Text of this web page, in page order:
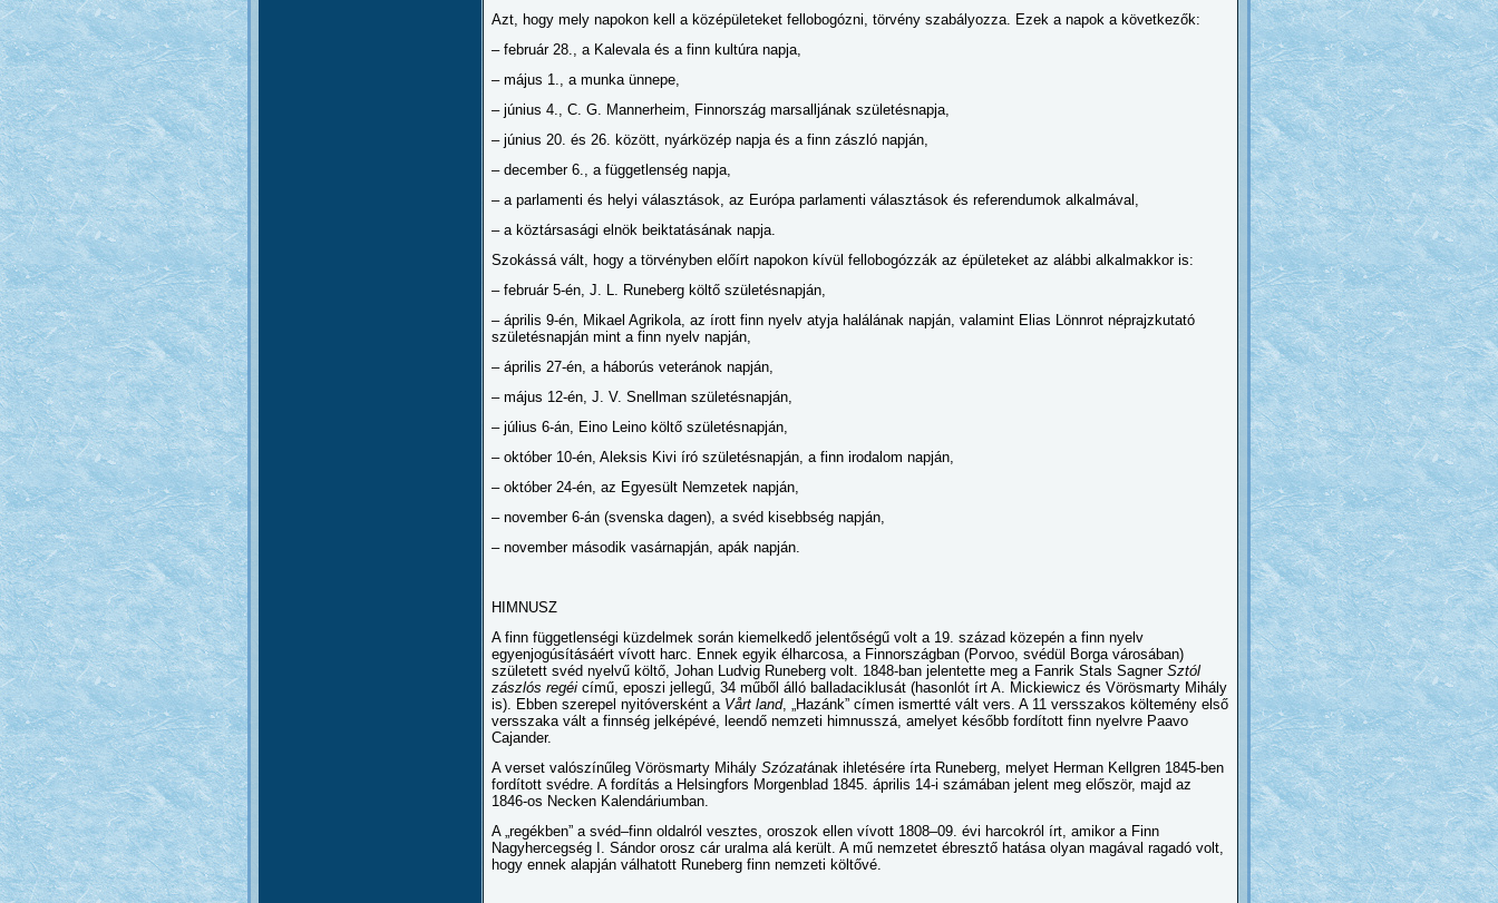
Azt, hogy mely napokon kell a középületeket fellobogózni, törvény szabályozza. Ezek a napok a következők:
– február 28., a Kalevala és a finn kultúra napja,
– május 1., a munka ünnepe,
– június 4., C. G. Mannerheim, Finnország marsalljának születésnapja,
– június 20. és 26. között, nyárközép napja és a finn zászló napján,
– december 6., a függetlenség napja,
– a parlamenti és helyi választások, az Európa parlamenti választások és referendumok alkalmával,
– a köztársasági elnök beiktatásának napja.
Szokássá vált, hogy a törvényben előírt napokon kívül fellobogózzák az épületeket az alábbi alkalmakkor is:
– február 5-én, J. L. Runeberg költő születésnapján,
– április 9-én, Mikael Agrikola, az írott finn nyelv atyja halálának napján, valamint Elias Lönnrot néprajzkutató
születésnapján mint a finn nyelv napján,
– április 27-én, a háborús veteránok napján,
– május 12-én, J. V. Snellman születésnapján,
– július 6-án, Eino Leino költő születésnapján,
– október 10-én, Aleksis Kivi író születésnapján, a finn irodalom napján,
– október 24-én, az Egyesült Nemzetek napján,
– november 6-án (svenska dagen), a svéd kisebbség napján,
– november második vasárnapján, apák napján.
HIMNUSZ
A finn függetlenségi küzdelmek során kiemelkedő jelentőségű volt a 19. század közepén a finn nyelv
egyenjogúsításáért vívott harc. Ennek egyik élharcosa, a Finnországban (Porvoo, svédül Borga városában)
született svéd nyelvű költő, Johan Ludvig Runeberg volt. 1848-ban jelentette meg a Fanrik Stals Sagner Sztól
zászlós regéi című, eposzi jellegű, 34 műből álló balladaciklusát (hasonlót írt A. Mickiewicz és Vörösmarty Mihály
is). Ebben szerepel nyitóversként a Vårt land, „Hazánk” címen ismertté vált vers. A 11 versszakos költemény első
versszaka vált a finnség jelképévé, leendő nemzeti himnusszá, amelyet később fordított finn nyelvre Paavo
Cajander.
A verset valószínűleg Vörösmarty Mihály Szózatának ihletésére írta Runeberg, melyet Herman Kellgren 1845-ben
fordított svédre. A fordítás a Helsingfors Morgenblad 1845. április 14-i számában jelent meg először, majd az
1846-os Necken Kalendáriumban.
A „regékben” a svéd–finn oldalról vesztes, oroszok ellen vívott 1808–09. évi harcokról írt, amikor a Finn
Nagyhercegség I. Sándor orosz cár uralma alá került. A mű nemzetet ébresztő hatása olyan magával ragadó volt,
hogy ennek alapján válhatott Runeberg finn nemzeti költővé.